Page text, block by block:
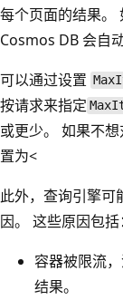
每个页面的结果。
Cosmos DB 会自
可以通过设置
按请求来指定
或更少。 如果不
置为<
此外，查询引擎可
因。 这些原因包括：
容器被限流
结果。